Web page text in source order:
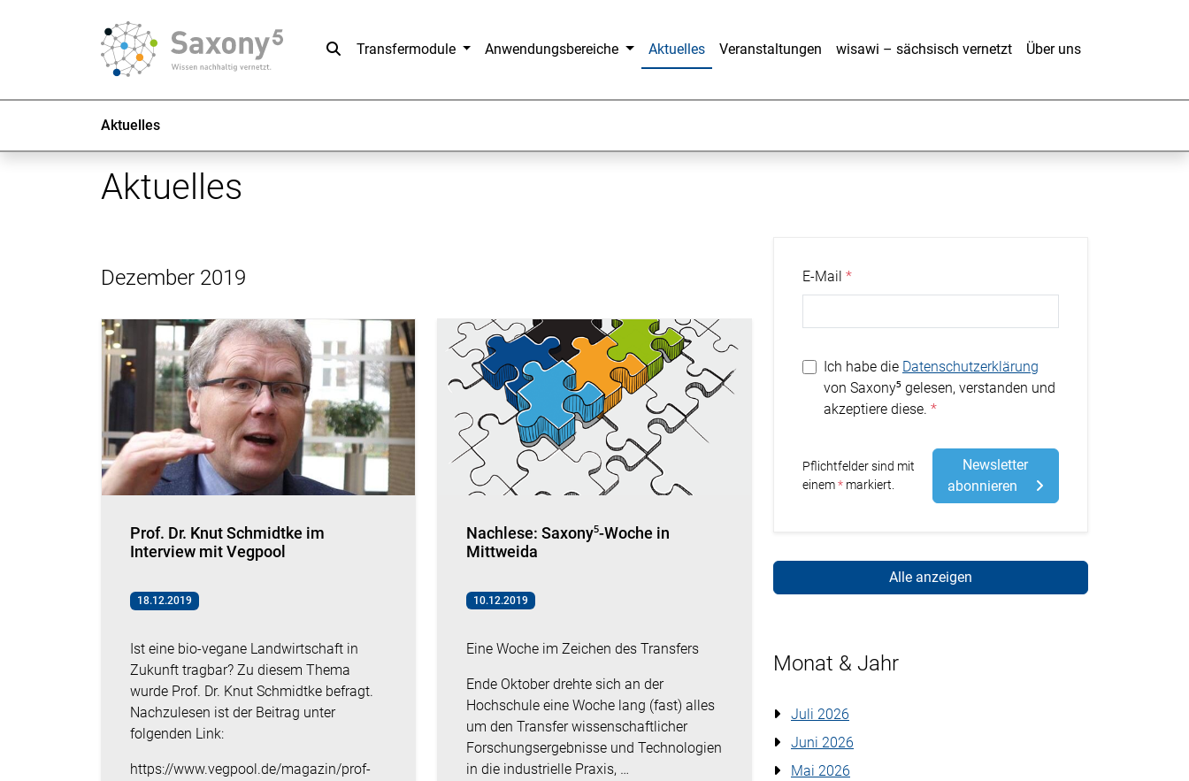
SucheTransfermodule Anwendungsbereiche Aktuelles Veranstaltungen wisawi – sächsisch vernetzt Über uns
Aktuelles
Aktuelles
Dezember 2019
Prof. Dr. Knut Schmidtke im
Interview mit Vegpool
18.12.2019
Ist eine bio-vegane Landwirtschaft in
Zukunft tragbar? Zu diesem Thema
wurde Prof. Dr. Knut Schmidtke befragt.
Nachzulesen ist der Beitrag unter
folgenden Link:
https://www.vegpool.de/magazin/prof-
Nachlese: Saxony⁵-Woche in
Mittweida
10.12.2019
Eine Woche im Zeichen des Transfers
Ende Oktober drehte sich an der
Hochschule eine Woche lang (fast) alles
um den Transfer wissenschaftlicher
Forschungsergebnisse und Technologien
in die industrielle Praxis, …
E-Mail
Ich habe die Datenschutzerklärung
von Saxony⁵ gelesen, verstanden und
akzeptiere diese.
Pflichtfelder sind mit
einem
Stern
markiert.
Newsletter
abonnieren
Alle anzeigen
Monat & Jahr
Juli 2026
Juni 2026
Mai 2026